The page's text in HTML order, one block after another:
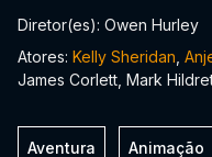
Diretor(es): Owen Hurley
Atores: Kelly Sheridan
James Corlett, Mark
Aventura Animação